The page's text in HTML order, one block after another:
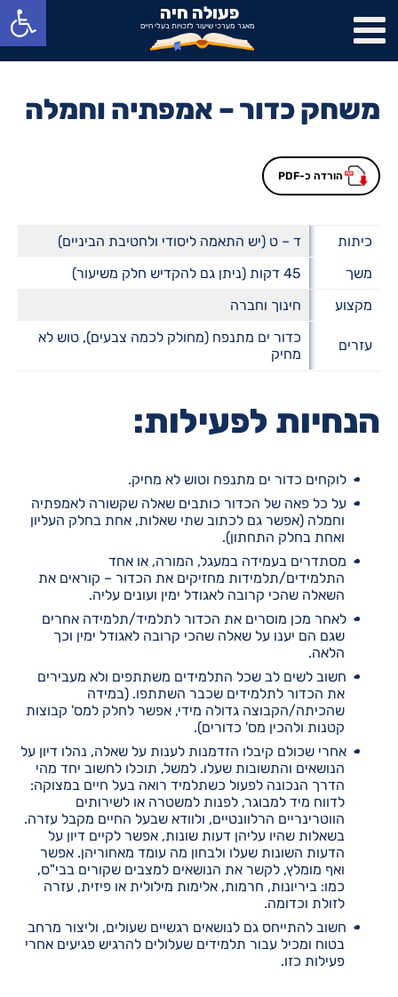
פתח סרגל נגישות פעולה חיה
מאגר מערכי שיעור לזכויות בעלי חיים
משחק כדור – אמפתיה וחמלה
הורדה כ-PDF
כיתות
ד – ט (יש התאמה ליסודי ולחטיבת הביניים)
משך
45 דקות (ניתן גם להקדיש חלק משיעור)
מקצוע
חינוך וחברה
עזרים
כדור ים מתנפח (מחולק לכמה צבעים), טוש לא
מחיק
הנחיות לפעילות:
לוקחים כדור ים מתנפח וטוש לא מחיק.
על כל פאה של הכדור כותבים שאלה שקשורה לאמפתיה
וחמלה (אפשר גם לכתוב שתי שאלות, אחת בחלק העליון
ואחת בחלק התחתון).
מסתדרים בעמידה במעגל, המורה, או אחד
התלמידים/תלמידות מחזיקים את הכדור – קוראים את
השאלה שהכי קרובה לאגודל ימין ועונים עליה.
לאחר מכן מוסרים את הכדור לתלמיד/תלמידה אחרים
שגם הם יענו על שאלה שהכי קרובה לאגודל ימין וכך
הלאה.
חשוב לשים לב שכל התלמידים משתתפים ולא מעבירים
את הכדור לתלמידים שכבר השתתפו. (במידה
שהכיתה/הקבוצה גדולה מידי, אפשר לחלק למס' קבוצות
קטנות ולהכין מס' כדורים).
אחרי שכולם קיבלו הזדמנות לענות על שאלה, נהלו דיון על
הנושאים והתשובות שעלו. למשל, תוכלו לחשוב יחד מהי
הדרך הנכונה לפעול כשתלמיד רואה בעל חיים במצוקה:
לדווח מיד למבוגר, לפנות למשטרה או לשירותים
הווטרינריים הרלוונטיים, ולוודא שבעל החיים מקבל עזרה.
בשאלות שהיו עליהן דעות שונות, אפשר לקיים דיון על
הדעות השונות שעלו ולבחון מה עומד מאחוריהן. אפשר
ואף מומלץ, לקשר את הנושאים למצבים שקורים בבי"ס,
כמו: ביריונות, חרמות, אלימות מילולית או פיזית, עזרה
לזולת וכדומה.
חשוב להתייחס גם לנושאים רגשיים שעולים, וליצור מרחב
בטוח ומכיל עבור תלמידים שעלולים להרגיש פגיעים אחרי
פעילות כזו.